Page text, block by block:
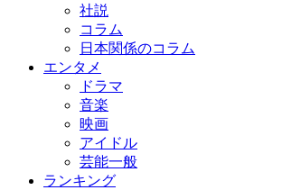
社説
コラム
日本関係のコラム
エンタメ
ドラマ
音楽
映画
アイドル
芸能一般
ランキング